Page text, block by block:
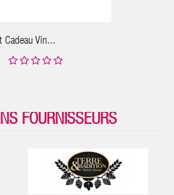
Cadeau Vin...
FOURNISSEURS